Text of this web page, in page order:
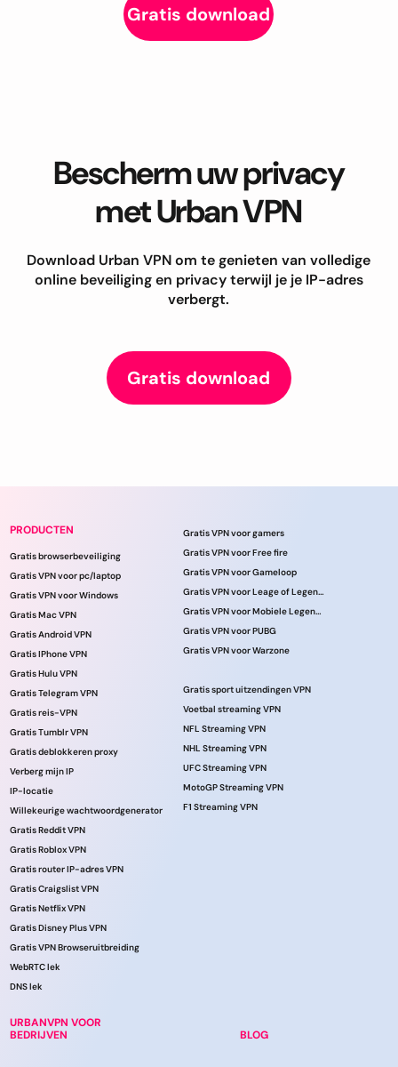
Gratis download
Bescherm uw privacy
met Urban VPN
Download Urban VPN om te genieten van volledige
online beveiliging en privacy terwijl je je IP-adres
verbergt.
Gratis download
PRODUCTEN
Gratis browserbeveiliging
Gratis VPN voor pc/laptop
Gratis VPN voor Windows
Gratis Mac VPN
Gratis Android VPN
Gratis IPhone VPN
Gratis Hulu VPN
Gratis Telegram VPN
Gratis reis-VPN
Gratis Tumblr VPN
Gratis deblokkeren proxy
Verberg mijn IP
IP-locatie
Willekeurige wachtwoordgenerator
Gratis Reddit VPN
Gratis Roblox VPN
Gratis router IP-adres VPN
Gratis Craigslist VPN
Gratis Netflix VPN
Gratis Disney Plus VPN
Gratis VPN Browseruitbreiding
WebRTC lek
DNS lek
URBANVPN VOOR
BEDRIJVEN
Gratis VPN voor gamers
Gratis VPN voor Free fire
Gratis VPN voor Gameloop
Gratis VPN voor Leage of Legends
Gratis VPN voor Mobiele Legenden
Gratis VPN voor PUBG
Gratis VPN voor Warzone
Gratis sport uitzendingen VPN
Voetbal streaming VPN
NFL Streaming VPN
NHL Streaming VPN
UFC Streaming VPN
MotoGP Streaming VPN
F1 Streaming VPN
BLOG